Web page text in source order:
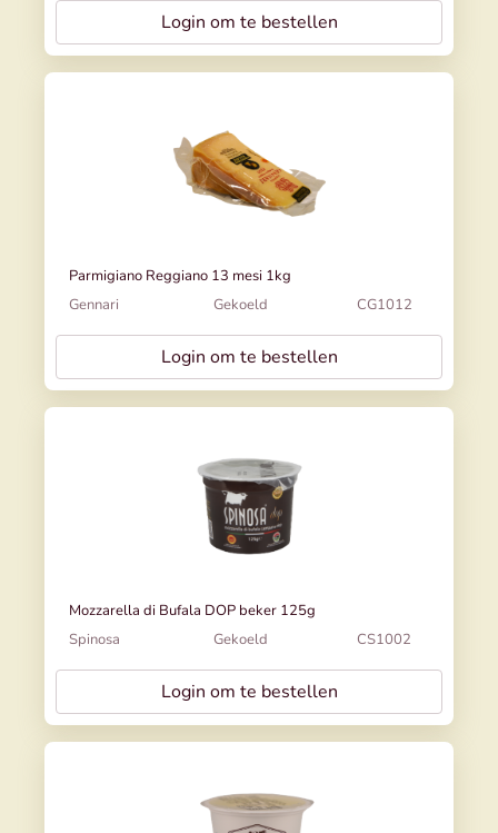
Login om te bestellen
Parmigiano Reggiano 13 mesi 1kg
Gennari
Gekoeld CG1012
Login om te bestellen
Mozzarella di Bufala DOP beker 125g
Spinosa
Gekoeld CS1002
Login om te bestellen